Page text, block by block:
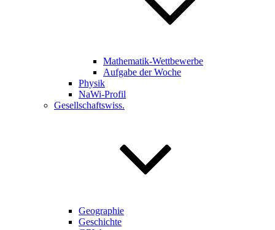
Mathematik-Wettbewerbe
Aufgabe der Woche
Physik
NaWi-Profil
Gesellschaftswiss.
Geographie
Geschichte